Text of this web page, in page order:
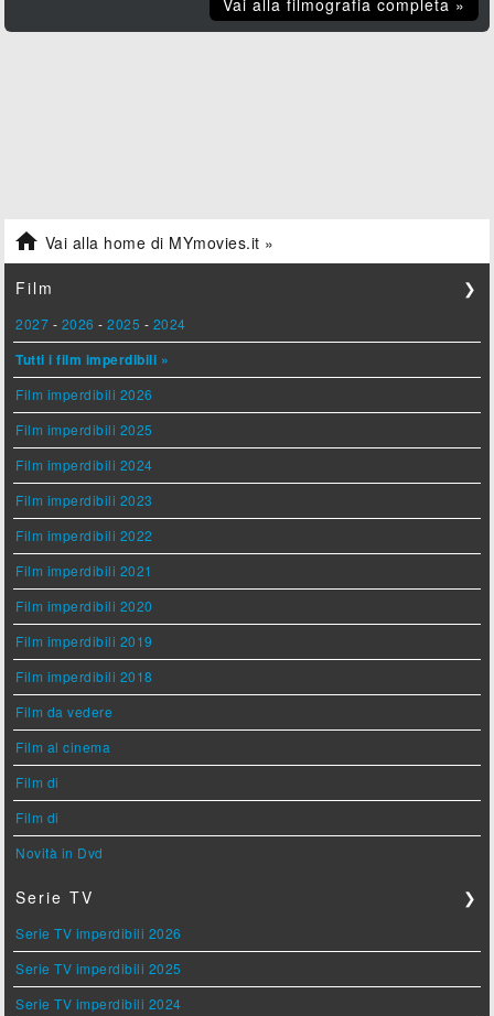
Vai alla filmografia completa »
 Vai alla home di MYmovies.it »
Film ❯
2027 - 2026 -2025 - 2024
Tutti i film imperdibili »
Film imperdibili 2026
Film imperdibili 2025
Film imperdibili 2024
Film imperdibili 2023
Film imperdibili 2022
Film imperdibili 2021
Film imperdibili 2020
Film imperdibili 2019
Film imperdibili 2018
Film da vedere
Film al cinema
Film di
Film di
Novità in Dvd
Serie TV ❯
Serie TV imperdibili 2026
Serie TV imperdibili 2025
Serie TV imperdibili 2024